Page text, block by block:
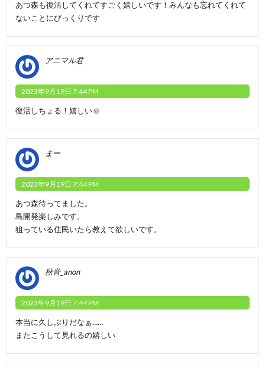
あつ森も復活してくれてすごく嬉しいです！みんなも忘れてくれて
ないことにびっくりです
アニマル君
2023年9月19日 7:44 PM
復活しちょる！嬉しい☺️
まー
2023年9月19日 7:44 PM
あつ森待ってました。
島開発楽しみです。
狙っている住民いたら教えて欲しいです。
秋音_anon
2023年9月19日 7:44 PM
本当に久しぶりだなぁ……
またこうして見れるの嬉しい